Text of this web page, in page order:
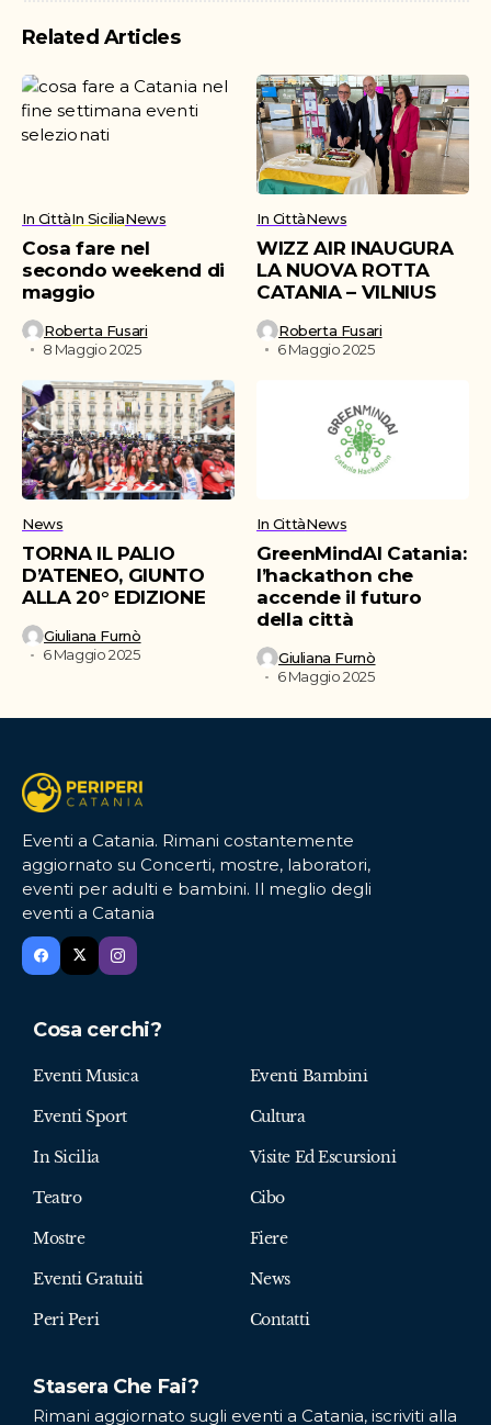
Related Articles
In CittàIn SiciliaNews
Cosa fare nel
secondo weekend di
maggio
Roberta Fusari
8 Maggio 2025
In CittàNews
WIZZ AIR INAUGURA
LA NUOVA ROTTA
CATANIA – VILNIUS
Roberta Fusari
6 Maggio 2025
News
TORNA IL PALIO
D’ATENEO, GIUNTO
ALLA 20° EDIZIONE
Giuliana Furnò
6 Maggio 2025
In CittàNews
GreenMindAI Catania:
l’hackathon che
accende il futuro
della città
Giuliana Furnò
6 Maggio 2025
Eventi a Catania. Rimani costantemente
aggiornato su Concerti, mostre, laboratori,
eventi per adulti e bambini. Il meglio degli
eventi a Catania
Cosa cerchi?
Eventi Musica Eventi Bambini
Eventi Sport Cultura
In Sicilia Visite Ed Escursioni
Teatro Cibo
Mostre Fiere
Eventi Gratuiti News
Peri Peri Contatti
Stasera Che Fai?
Rimani aggiornato sugli eventi a Catania, iscriviti alla